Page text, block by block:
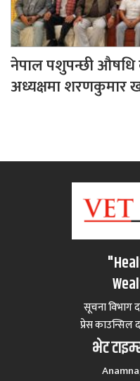
नेपाल पशुपन्छी औषधि
अध्यक्षमा शरणकुमार
सूचना विभाग
प्रेस काउन्सिल
भेट